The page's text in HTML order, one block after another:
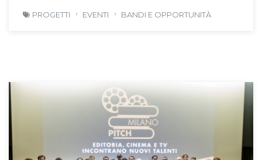
PROGETTI EVENTI BANDI E OPPORTUNITÀ